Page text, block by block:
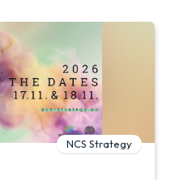
NCS Strategy